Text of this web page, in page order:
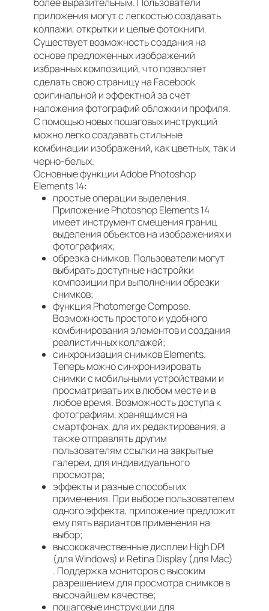
приложения могут с легкостью создавать
коллажи, открытки и целые фотокниги.
Существует возможность создания на
основе предложенных изображений
избранных композиций, что позволяет
сделать свою страницу на Facebook
оригинальной и эффектной за счет
наложения фотографий обложки и профиля.
С помощью новых пошаговых инструкций
можно легко создавать стильные
комбинации изображений, как цветных, так и
черно-белых.
Основные функции Adobe Photoshop
Elements 14:
простые операции выделения.
Приложение Photoshop Elements 14
имеет инструмент смещения границ
выделения объектов на изображениях и
фотографиях;
обрезка снимков. Пользователи могут
выбирать доступные настройки
композиции при выполнении обрезки
снимков;
функция Photomerge Compose.
Возможность простого и удобного
комбинирования элементов и создания
реалистичных коллажей;
синхронизация снимков Elements.
Теперь можно синхронизировать
снимки с мобильными устройствами и
просматривать их в любом месте и в
любое время. Возможность доступа к
фотографиям, хранящимся на
смартфонах, для их редактирования, а
также отправлять другим
пользователям ссылки на закрытые
галереи, для индивидуального
просмотра;
эффекты и разные способы их
применения. При выборе пользователем
одного эффекта, приложение предложит
ему пять вариантов применения на
выбор;
высококачественные дисплеи High DPI
(для Windows) и Retina Display (для Mac)
. Поддержка мониторов с высоким
разрешением для просмотра снимков в
высочайшем качестве;
пошаговые инструкции для